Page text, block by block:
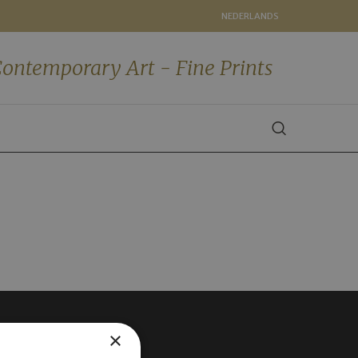
NEDERLANDS
Art - Fine Prints
×